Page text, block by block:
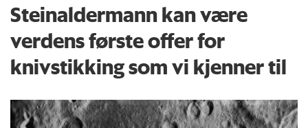
Steinaldermann kan være
verdens første offer for
knivstikking som vi kjenner til